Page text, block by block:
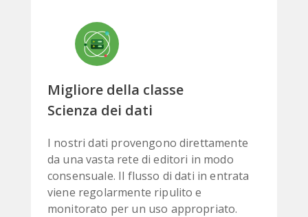
Migliore della classe
Scienza dei dati
I nostri dati provengono direttamente
da una vasta rete di editori in modo
consensuale. Il flusso di dati in entrata
viene regolarmente ripulito e
monitorato per un uso appropriato.